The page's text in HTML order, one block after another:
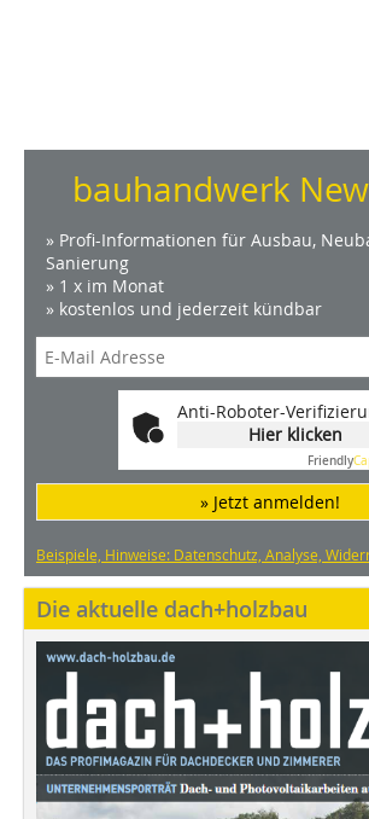
bauhandwerk
» Profi-Informationen für Ausbau,
Sanierung
» 1 x im Monat
» kostenlos und jederzeit kündbar
Anti-Roboter-
Hier klicken
Friendly
» Jetzt anmelden!
Beispiele, Hinweise: Datenschutz, Analyse,
Die aktuelle dach+holzbau